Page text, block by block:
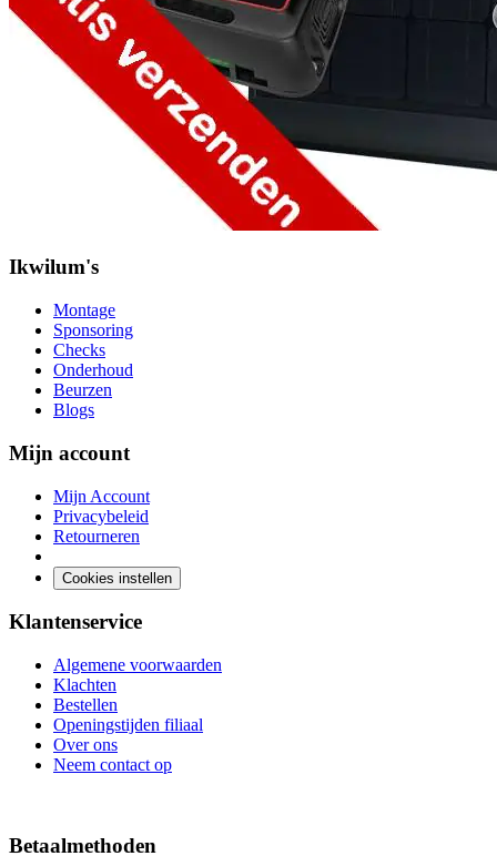
Ikwilum's
Montage
Sponsoring
Checks
Onderhoud
Beurzen
Blogs
Mijn account
Mijn Account
Privacybeleid
Retourneren
Cookies instellen
Klantenservice
Algemene voorwaarden
Klachten
Bestellen
Openingstijden filiaal
Over ons
Neem contact op
Betaalmethoden